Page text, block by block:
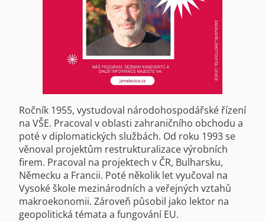
Ročník 1955, vystudoval národohospodářské řízení
na VŠE. Pracoval v oblasti zahraničního obchodu a
poté v diplomatických službách. Od roku 1993 se
věnoval projektům restrukturalizace výrobních
firem. Pracoval na projektech v ČR, Bulharsku,
Německu a Francii. Poté několik let vyučoval na
Vysoké škole mezinárodních a veřejných vztahů
makroekonomii. Zároveň působil jako lektor na
geopolitická témata a fungování EU.